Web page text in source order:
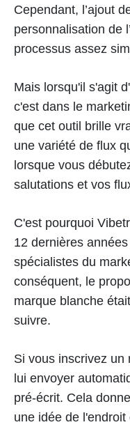
Cependant, l’ajout
personnalisation de
processus assez
Mais lorsqu'il s'agit
c'est dans le
que cet outil brille
une variété de flux
lorsque vous
salutations et vos
C'est pourquoi
12 dernières
spécialistes du
conséquent, le
marque blanche
suivre.
Si vous inscrivez un
lui envoyer
pré-écrit. Cela
une idée de